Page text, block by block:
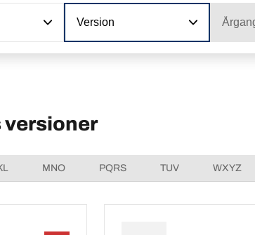
Version
versioner
MNO PQRS TUV WXYZ